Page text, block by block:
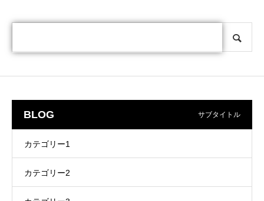
BLOG サブタイトル
カテゴリー1
カテゴリー2